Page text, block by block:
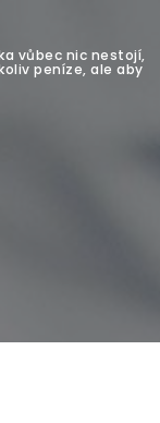
vůbec nic nestojí,
peníze, ale aby